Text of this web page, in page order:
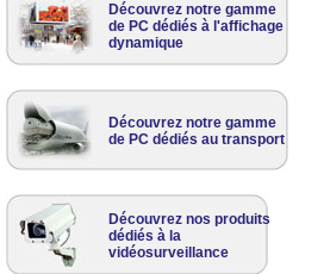
Découvrez notre gamme
de PC dédiés à l'affichage
dynamique
Découvrez notre gamme
de PC dédiés au transport
Découvrez nos produits
dédiés à la
vidéosurveillance